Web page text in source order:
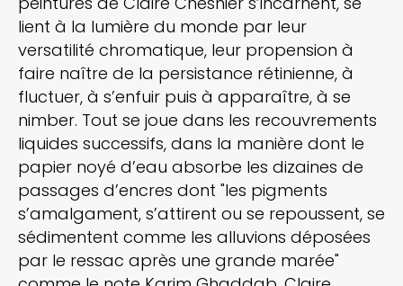
lient à la lumière du monde par leur
versatilité chromatique, leur propension à
faire naître de la persistance rétinienne, à
fluctuer, à s’enfuir puis à apparaître, à se
nimber. Tout se joue dans les recouvrements
liquides successifs, dans la manière dont le
papier noyé d’eau absorbe les dizaines de
passages d’encres dont "les pigments
s’amalgament, s’attirent ou se repoussent, se
sédimentent comme les alluvions déposées
par le ressac après une grande marée"